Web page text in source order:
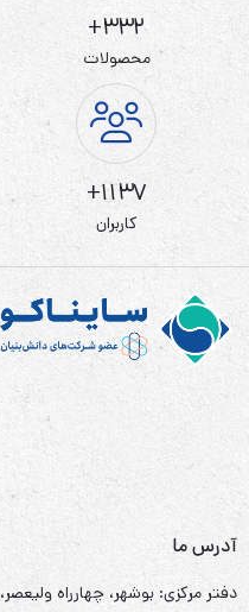
332+
محصولات
1137+
کاربران
آدرس ما
دفتر مرکزی: بوشهر، چهارراه ولیعصر،